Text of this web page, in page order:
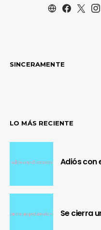
SINCERAMENTE
LO MÁS RECIENTE
Adiós con
Se cierra